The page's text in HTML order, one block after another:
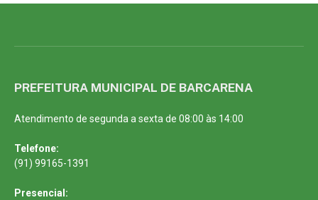
PREFEITURA MUNICIPAL DE BARCARENA
Atendimento de segunda a sexta de 08:00 às 14:00
Telefone:
(91) 99165-1391
Presencial: